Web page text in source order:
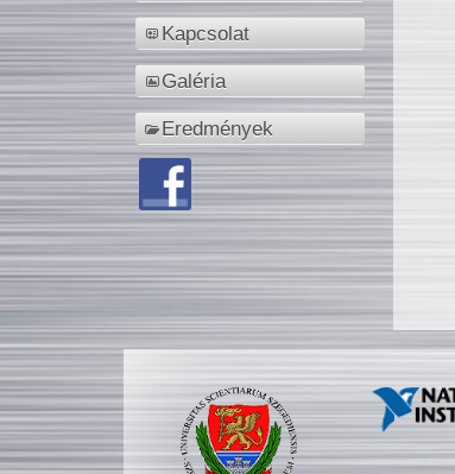
Kapcsolat
Galéria
Eredmények